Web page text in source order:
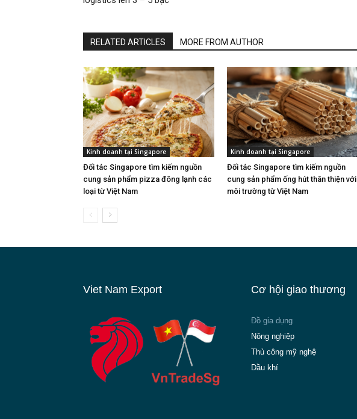
RELATED ARTICLES MORE FROM AUTHOR
Kinh doanh tại Singapore
Đối tác Singapore tìm kiếm nguồn
cung sản phẩm pizza đông lạnh các
loại từ Việt Nam
Kinh doanh tại Singapore
Đối tác Singapore tìm kiếm nguồn
cung sản phẩm ống hút thân thiện với
môi trường từ Việt Nam
Viet Nam Export Cơ hội giao thương
Đồ gia dụng
Nông nghiệp
Thủ công mỹ nghệ
Dầu khí